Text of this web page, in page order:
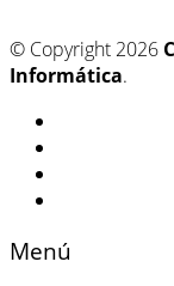
© Copyright 2026
Informática.
Menú